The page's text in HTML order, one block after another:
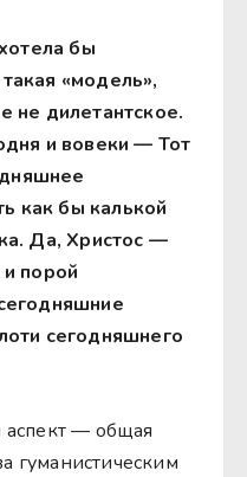
бы
«модель»,
не дилетантское.
и вовеки — Тот
как бы калькой
Да, Христос —
порой
сегодняшнего
— общая
гуманистическим